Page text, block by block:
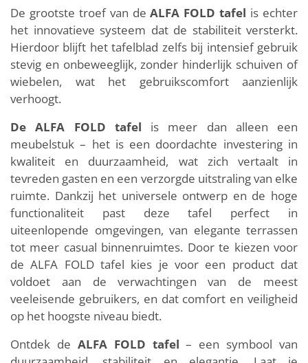
De grootste troef van deALFA FOLD tafel is echter
het innovatieve systeem dat de stabiliteit versterkt.
Hierdoor blijft het tafelblad zelfs bij intensief gebruik
stevig en onbeweeglijk, zonder hinderlijk schuiven of
wiebelen, wat het gebruikscomfort aanzienlijk
verhoogt.
De ALFA FOLD tafel is meer dan alleen een
meubelstuk – het is een doordachte investering in
kwaliteit en duurzaamheid, wat zich vertaalt in
tevreden gasten en een verzorgde uitstraling van elke
ruimte. Dankzij het universele ontwerp en de hoge
functionaliteit past deze tafel perfect in
uiteenlopende omgevingen, van elegante terrassen
tot meer casual binnenruimtes. Door te kiezen voor
de ALFA FOLD tafel kies je voor een product dat
voldoet aan de verwachtingen van de meest
veeleisende gebruikers, en dat comfort en veiligheid
op het hoogste niveau biedt.
Ontdek de ALFA FOLD tafel – een symbool van